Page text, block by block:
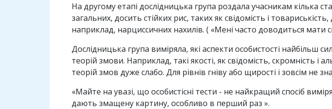
На другому етапі дослідницька група роздала учасникам кілька
загальних, досить стійких рис, таких як свідомість і
наприклад, нарциссичних нахилів. ( «Мені часто доводиться
Дослідницька група виміряла, які аспекти особистості
теорій змови. Наприклад, такі якості, як свідомість, скромність і
теорій змов дуже слабо. Для рівнів гніву або щирості і зовсім не
«Майте на увазі, що особистісні тести - не найкращий спосіб
дають змащену картину, особливо в перший раз ».